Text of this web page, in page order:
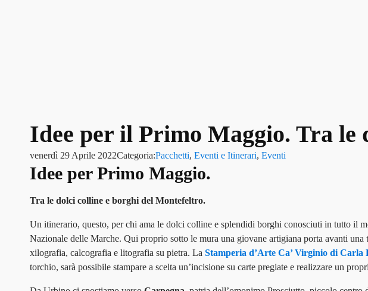
Idee per il Primo Maggio. Tra
venerdì 29 Aprile 2022Categoria:Pacchetti, Eventi e Itinerari, Eventi
Idee per Primo Maggio.
Tra le dolci colline e borghi del Montefeltro.
Un itinerario, questo, per chi ama le dolci colline e splendidi borghi conosciuti in tutto il
Nazionale delle Marche. Qui proprio sotto le mura una giovane artigiana porta avanti
xilografia, calcografia e litografia su pietra. La Stamperia d’Arte Ca’ Virginio di Carla
torchio, sarà possibile stampare a scelta un’incisione su carte pregiate e realizzare un